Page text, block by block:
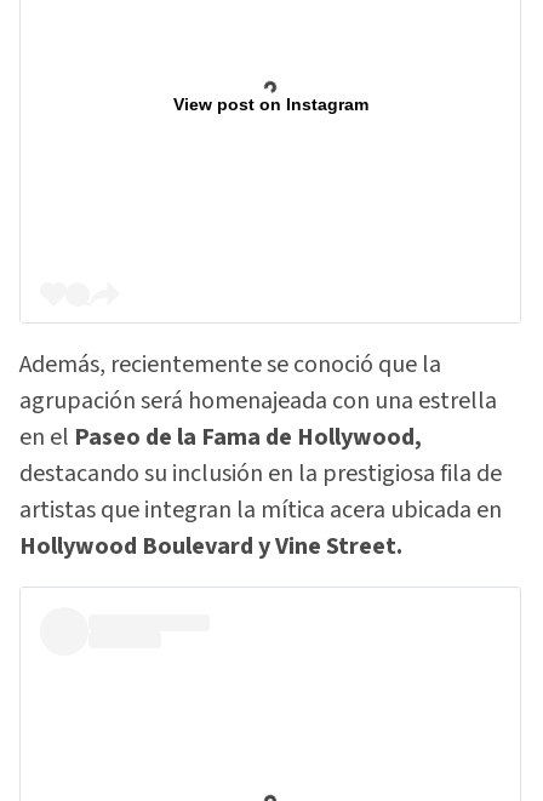
View post on Instagram
Además, recientemente se conoció que la
agrupación será homenajeada con una estrella
en el Paseo de la Fama de Hollywood,
destacando su inclusión en la prestigiosa fila de
artistas que integran la mítica acera ubicada en
Hollywood Boulevard y Vine Street.